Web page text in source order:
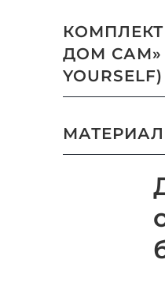
ДОМ САМ»
YOURSELF)